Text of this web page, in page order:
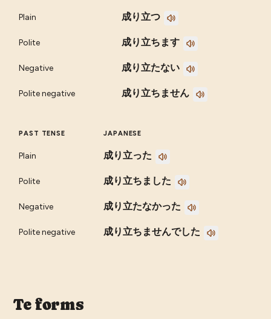
Plain 成り立つ
Polite 成り立ちます
Negative 成り立たない
Polite negative 成り立ちません
PAST TENSE JAPANESE
Plain 成り立った
Polite 成り立ちました
Negative 成り立たなかった
Polite negative 成り立ちませんでした
Te forms